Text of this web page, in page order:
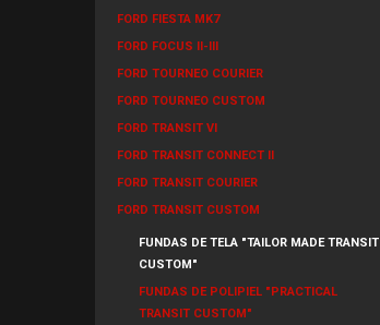
FORD FIESTA MK7
FORD FOCUS II-III
FORD TOURNEO COURIER
FORD TOURNEO CUSTOM
FORD TRANSIT VI
FORD TRANSIT CONNECT II
FORD TRANSIT COURIER
FORD TRANSIT CUSTOM
FUNDAS DE TELA "TAILOR MADE TRANSIT
CUSTOM"
FUNDAS DE POLIPIEL "PRACTICAL
TRANSIT CUSTOM"